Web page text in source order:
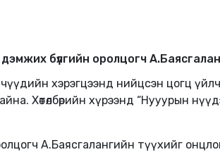
дэмжих бүлгийн оролцогч
хэрэгцээнд нийцсэн цогц
Хөтөлбөрийн хүрээнд “Нууурын
А.Баясгалангийн түүхийг